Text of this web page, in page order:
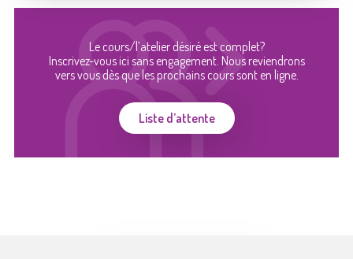
Le cours/l’atelier désiré est complet?
Inscrivez-vous ici sans engagement. Nous reviendrons
vers vous dès que les prochains cours sont en ligne.
Liste d’attente